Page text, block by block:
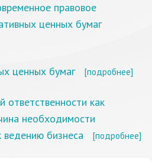
правовое
ценных бумаг
ценных бумаг [подробнее]
ответственности как
необходимости
бизнеса
[подробнее]